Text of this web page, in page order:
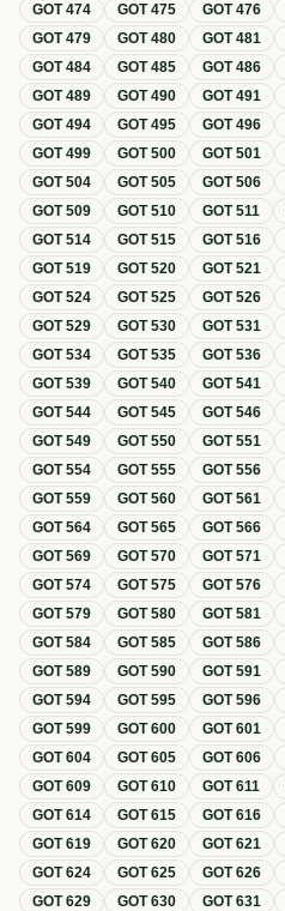
GOT474 GOT475 GOT476
GOT479 GOT480 GOT481
GOT484 GOT485 GOT486
GOT489 GOT490 GOT491
GOT494 GOT495 GOT496
GOT499 GOT500 GOT501
GOT504 GOT505 GOT506
GOT509 GOT510 GOT511
GOT514 GOT515 GOT516
GOT519 GOT520 GOT521
GOT524 GOT525 GOT526
GOT529 GOT530 GOT531
GOT534 GOT535 GOT536
GOT539 GOT540 GOT541
GOT544 GOT545 GOT546
GOT549 GOT550 GOT551
GOT554 GOT555 GOT556
GOT559 GOT560 GOT561
GOT564 GOT565 GOT566
GOT569 GOT570 GOT571
GOT574 GOT575 GOT576
GOT579 GOT580 GOT581
GOT584 GOT585 GOT586
GOT589 GOT590 GOT591
GOT594 GOT595 GOT596
GOT599 GOT600 GOT601
GOT604 GOT605 GOT606
GOT609 GOT610 GOT611
GOT614 GOT615 GOT616
GOT619 GOT620 GOT621
GOT624 GOT625 GOT626
GOT629 GOT630 GOT631